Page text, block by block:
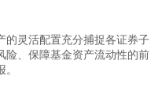
的灵活配置充分捕捉各证券子
险、保障基金资产流动性的前